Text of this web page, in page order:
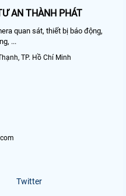
AN THÀNH PHÁT
quan sát, thiết bị báo động,
...
TP. Hồ Chí Minh
Twitter